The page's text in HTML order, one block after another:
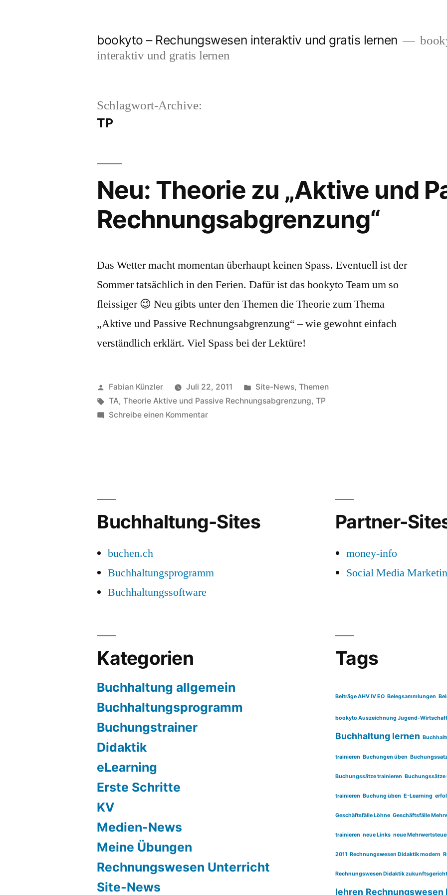
bookyto – Rechungswesen interaktiv und gratis lernen
interaktiv und gratis lernen
Schlagwort-Archive:
TP
Neu: Theorie zu „Aktive und
Rechnungsabgrenzung“
Das Wetter macht momentan überhaupt keinen Spass. Eventuell ist der
Sommer tatsächlich in den Ferien. Dafür ist das bookyto Team um so
fleissiger 😉 Neu gibts unter den Themen die Theorie zum Thema
„Aktive und Passive Rechnungsabgrenzung“ – wie gewohnt einfach
verständlich erklärt. Viel Spass bei der Lektüre!
Veröffentlicht
von
Fabian Künzler Juli 22, 2011
Veröffentlicht
in
Site-News, Themen
Schlagwörter:
TA,Theorie Aktive und Passive Rechnungsabgrenzung,TP
Schreibe einen Kommentarzu
Rechnungsabgrenzung“
Buchhaltung-Sites
buchen.ch
Buchhaltungsprogramm
Buchhaltungssoftware
Partner-
money-info
Social Media
Kategorien
Buchhaltung allgemein
Buchhaltungsprogramm
Buchungstrainer
Didaktik
eLearning
Erste Schritte
KV
Medien-News
Meine Übungen
Rechnungswesen Unterricht
Site-News
Tags
Beiträge AHV IV EO Belegsammlungen
bookyto Auszeichnung Jugend-Wirtschaft
Buchhaltung lernen
trainieren Buchungen üben
Buchungssätze trainieren Buchungssätze
trainieren Buchung üben E-Learning
Geschäftsfälle Löhne Geschäftsfälle
trainieren neue Links neue
2011 Rechnungswesen Didaktik modern
Rechnungswesen Didaktik
lehren Rechnungswesen